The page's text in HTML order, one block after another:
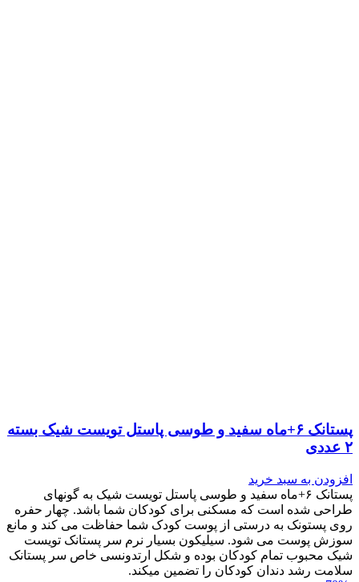
پستانک ۶+ماه سفید و طوسی پاستل تویست شیک بسته
۲ عددی
افزودن به سبد خرید
پستانک ۶+ماه سفید و طوسی پاستل تویست شیک به گونه‎ای
طراحی شده است که مسکنی برای کودکان شما باشد. چهار حفره
روی پستونک به درستی از پوست کودک شما حفاظت می کند و مانع
سوزش پوست می شود. سیلیکون بسیار نرم سر پستانک تویست
شیک محبوب تمام کودکان بوده و شکل ارتدونسی خاص سر پستانک
سلامت رشد دندان کودکان را تضمین می‎کند.